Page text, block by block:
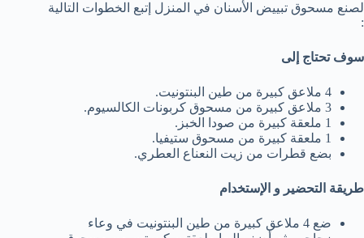
لصنع مسحوق تبييض الأسنان في المنزل إتبع الخطوات التالية
:
سوف تحتاج إلى
4 ملاعق كبيرة من طين البنتونيت.
3 ملاعق كبيرة من مسحوق كربونات الكالسيوم.
1 ملعقة كبيرة من صودا الخبز.
1 ملعقة كبيرة من مسحوق ستيفيا.
بضع قطرات من زيت النعناع العطري.
طريقة التحضير و الإستخدام
ضع 4 ملاعق كبيرة من طين البنتونيت في وعاء